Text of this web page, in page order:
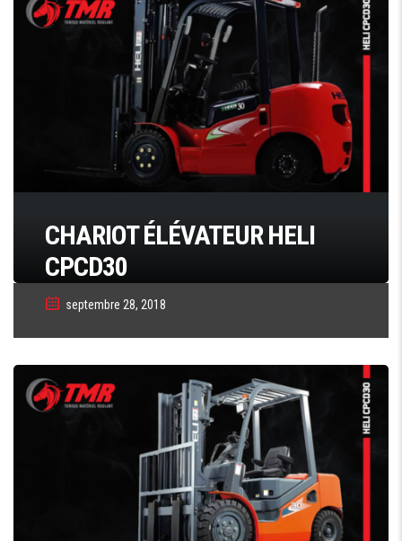
CHARIOT ÉLÉVATEUR HELI
CPCD30
septembre 28, 2018